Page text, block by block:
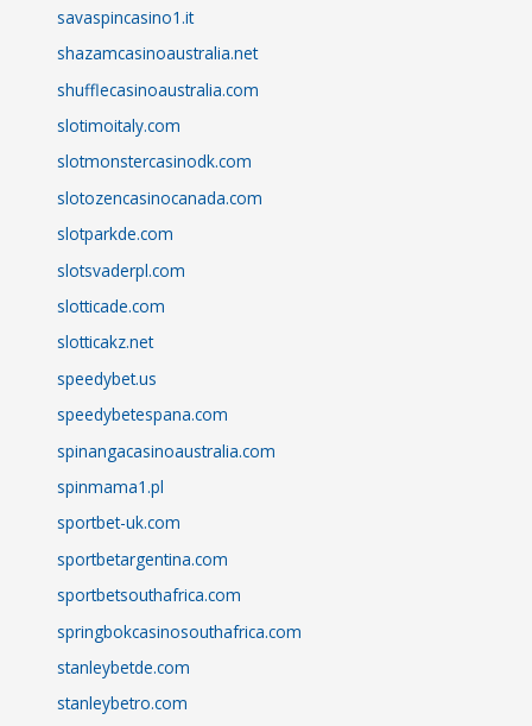
savaspincasino1.it
shazamcasinoaustralia.net
shufflecasinoaustralia.com
slotimoitaly.com
slotmonstercasinodk.com
slotozencasinocanada.com
slotparkde.com
slotsvaderpl.com
slotticade.com
slotticakz.net
speedybet.us
speedybetespana.com
spinangacasinoaustralia.com
spinmama1.pl
sportbet-uk.com
sportbetargentina.com
sportbetsouthafrica.com
springbokcasinosouthafrica.com
stanleybetde.com
stanleybetro.com